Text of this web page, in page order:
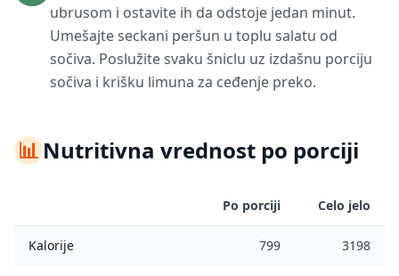
ubrusom i ostavite ih da odstoje jedan minut.
Umešajte seckani peršun u toplu salatu od
sočiva. Poslužite svaku šniclu uz izdašnu porciju
sočiva i krišku limuna za ceđenje preko.
📊Nutritivna vrednost po porciji
Po porciji Celo jelo
Kalorije 799 3198